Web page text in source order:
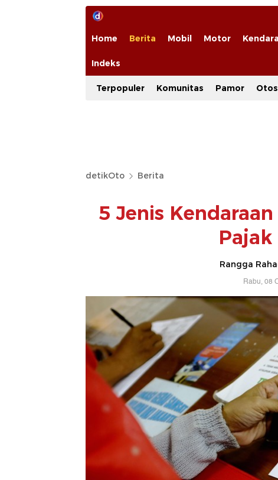
Home Berita Mobil Motor
Indeks
Terpopuler Komunitas Pamor
detikOto Berita
5 Jenis
Pajak
Rangga
Rabu, 08